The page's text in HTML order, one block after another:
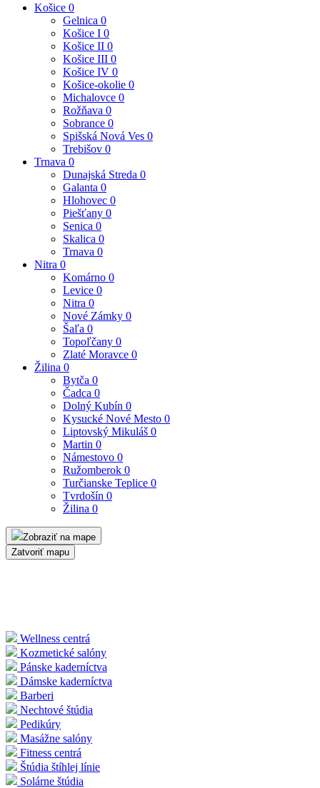
Košice 0
Gelnica 0
Košice I 0
Košice II 0
Košice III 0
Košice IV 0
Košice-okolie 0
Michalovce 0
Rožňava 0
Sobrance 0
Spišská Nová Ves 0
Trebišov 0
Trnava 0
Dunajská Streda 0
Galanta 0
Hlohovec 0
Piešťany 0
Senica 0
Skalica 0
Trnava 0
Nitra 0
Komárno 0
Levice 0
Nitra 0
Nové Zámky 0
Šaľa 0
Topoľčany 0
Zlaté Moravce 0
Žilina 0
Bytča 0
Čadca 0
Dolný Kubín 0
Kysucké Nové Mesto 0
Liptovský Mikuláš 0
Martin 0
Námestovo 0
Ružomberok 0
Turčianske Teplice 0
Tvrdošín 0
Žilina 0
Zobraziť na mape
Zatvoriť mapu
Wellness centrá
Kozmetické salóny
Pánske kaderníctva
Dámske kaderníctva
Barberi
Nechtové štúdia
Pedikúry
Masážne salóny
Fitness centrá
Štúdia štíhlej línie
Solárne štúdia